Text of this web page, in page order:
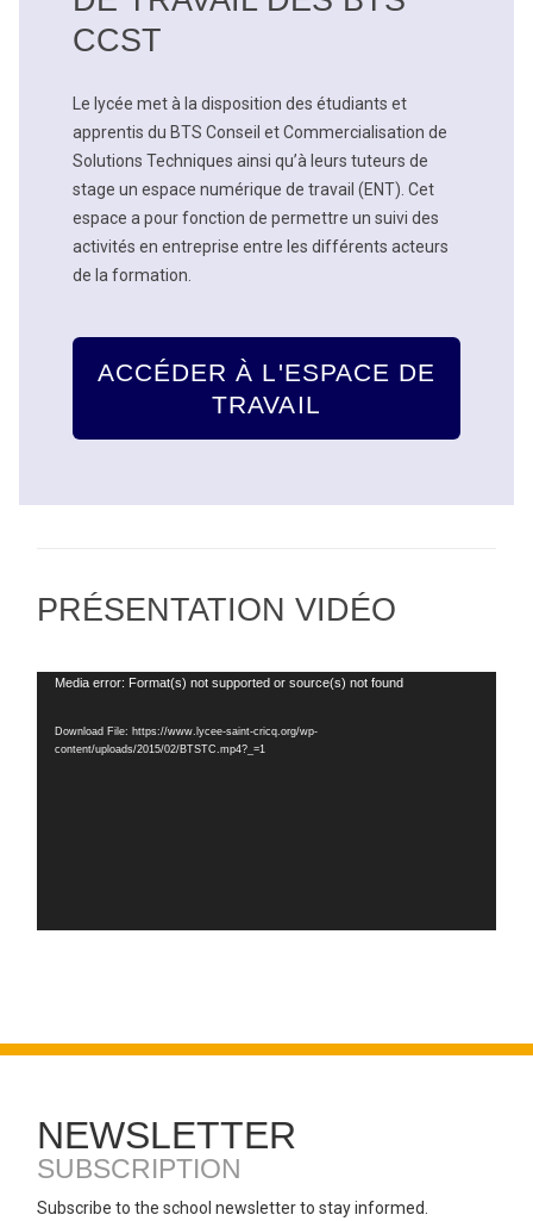
CCST
Le lycée met à la disposition des étudiants et
apprentis du BTS Conseil et Commercialisation de
Solutions Techniques ainsi qu’à leurs tuteurs de
stage un espace numérique de travail (ENT). Cet
espace a pour fonction de permettre un suivi des
activités en entreprise entre les différents acteurs
de la formation.
ACCÉDER À L'ESPACE DE
TRAVAIL
PRÉSENTATION VIDÉO
Video
Media error: Format(s) not supported or source(s) not found
Download File: https://www.lycee-saint-cricq.org/wp-
content/uploads/2015/02/BTSTC.mp4?_=1
NEWSLETTER
SUBSCRIPTION
Subscribe to the school newsletter to stay informed.